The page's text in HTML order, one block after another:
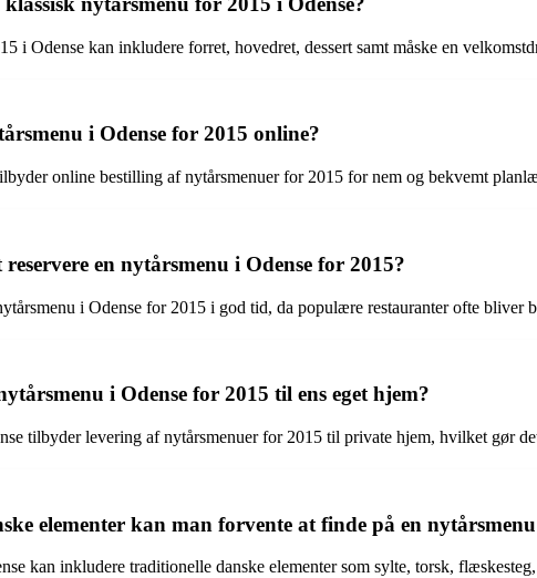
i Odense kan inkludere forret, hovedret, dessert samt måske en
i Odense for 2015 online?
online bestilling af nytårsmenuer for 2015 for nem og bekvemt
en nytårsmenu i Odense for 2015?
i Odense for 2015 i god tid, da populære restauranter ofte bliver
i Odense for 2015 til ens eget hjem?
tilbyder levering af nytårsmenuer for 2015 til private hjem, hvilket gør
elementer kan man forvente at finde på en
kan inkludere traditionelle danske elementer som sylte, torsk,